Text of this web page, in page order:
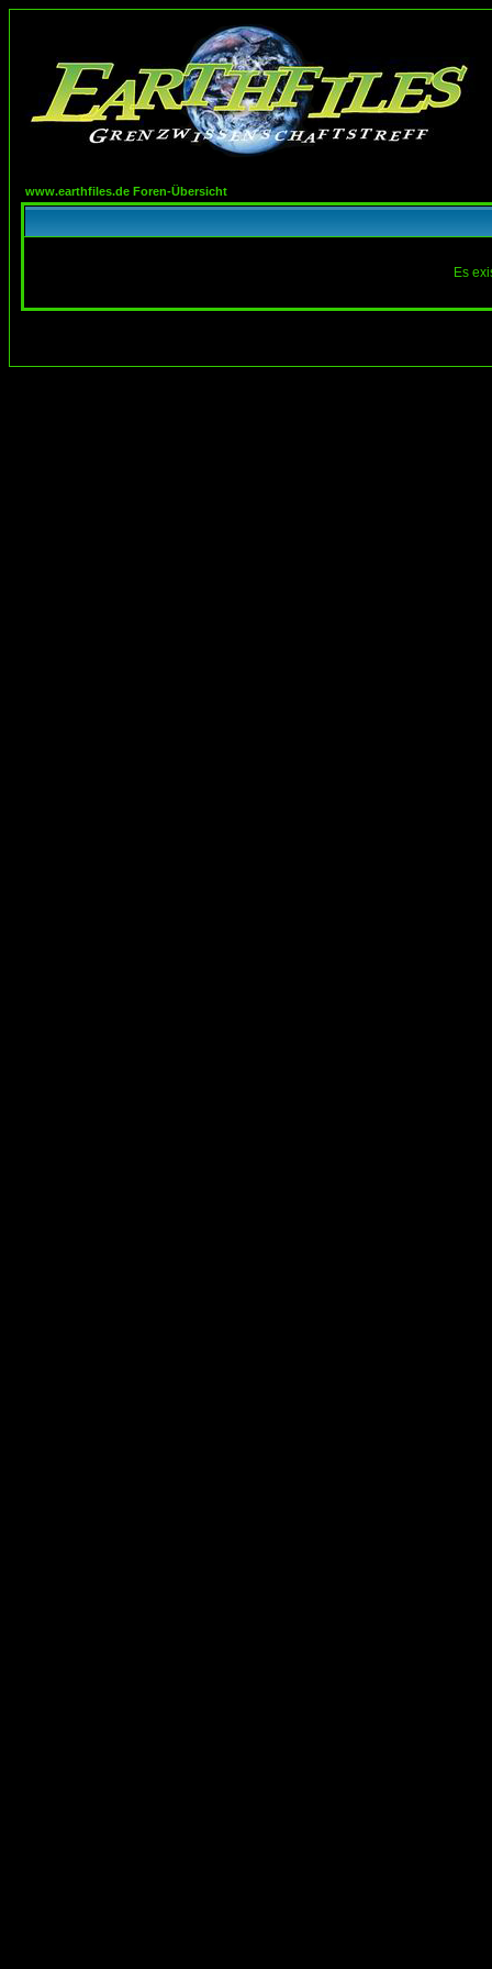
www.earthfiles.de Foren-Übersicht
Es